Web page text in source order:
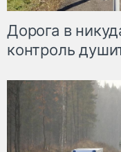
Дорога в
контроль